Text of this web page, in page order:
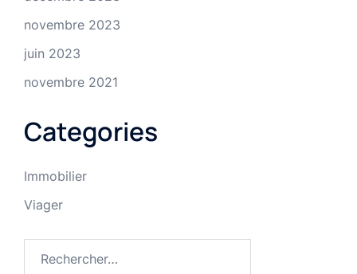
novembre 2023
juin 2023
novembre 2021
Categories
Immobilier
Viager